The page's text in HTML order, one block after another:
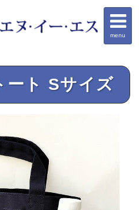
menu
ート Sサイズ